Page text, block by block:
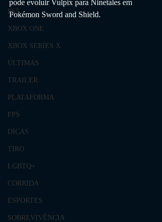
PS5
XBOX ONE
XBOX SERIES X
ÚLTIMAS
TRAILER
PLATAFORMA
FPS
DICAS
TIRO
LGBTQ+
CORRIDA
ESPORTES
SOBREVIVÊNCIA
pode evoluir Vulpix para Ninetales em
Pokémon Sword and Shield.